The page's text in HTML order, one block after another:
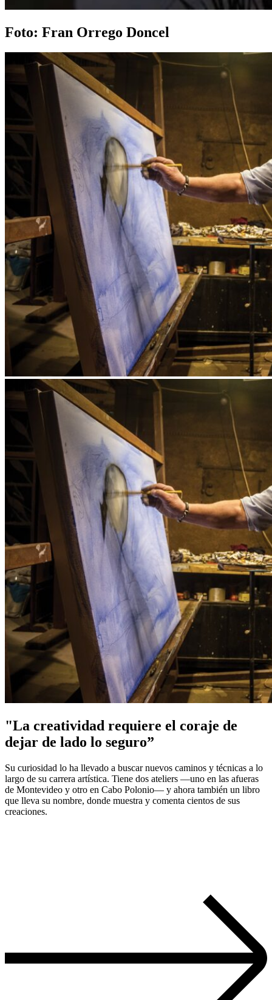
Foto: Fran Orrego Doncel
"La creatividad requiere el coraje de
dejar de lado lo seguro”
Su curiosidad lo ha llevado a buscar nuevos caminos y técnicas a lo
largo de su carrera artística. Tiene dos ateliers —uno en las afueras
de Montevideo y otro en Cabo Polonio— y ahora también un libro
que lleva su nombre, donde muestra y comenta cientos de sus
creaciones.